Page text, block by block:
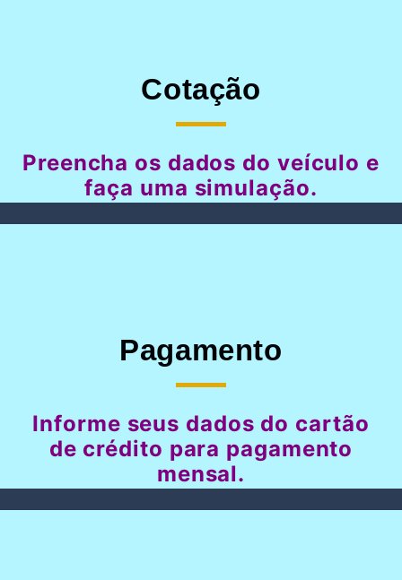
Cotação
Preencha os dados do veículo e
faça uma simulação.
Pagamento
Informe seus dados do cartão
de crédito para pagamento
mensal.